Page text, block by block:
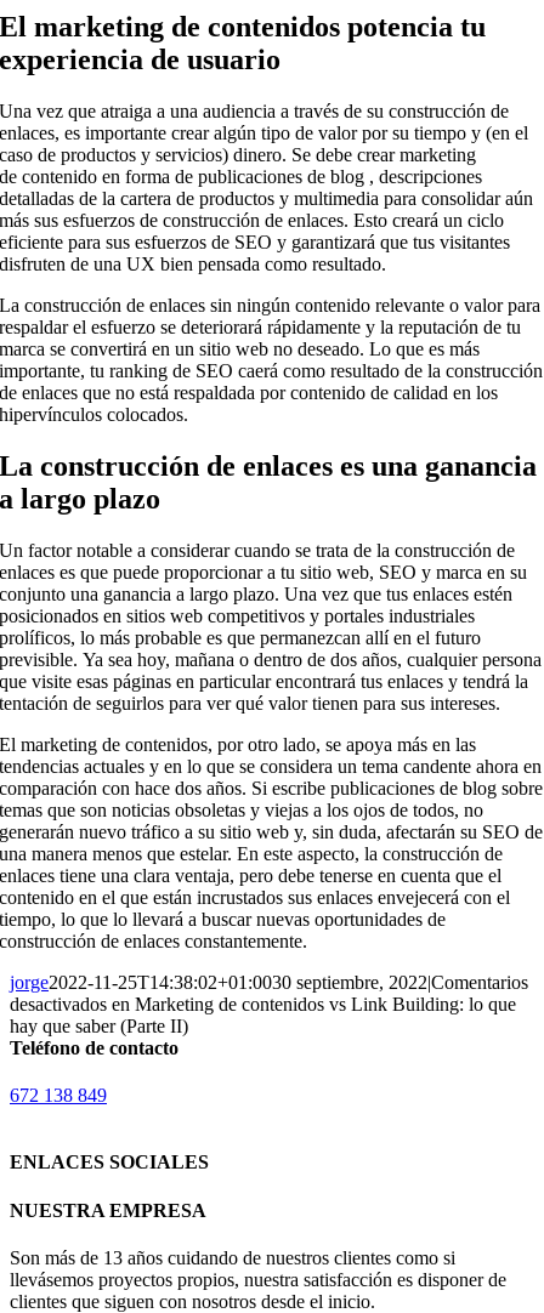
El marketing de contenidos potencia tu
experiencia de usuario
Una vez que atraiga a una audiencia a través de su construcción de
enlaces, es importante crear algún tipo de valor por su tiempo y (en el
caso de productos y servicios) dinero. Se debe crear marketing
de contenido en forma de publicaciones de blog , descripciones
detalladas de la cartera de productos y multimedia para consolidar aún
más sus esfuerzos de construcción de enlaces. Esto creará un ciclo
eficiente para sus esfuerzos de SEO y garantizará que tus visitantes
disfruten de una UX bien pensada como resultado.
La construcción de enlaces sin ningún contenido relevante o valor para
respaldar el esfuerzo se deteriorará rápidamente y la reputación de tu
marca se convertirá en un sitio web no deseado. Lo que es más
importante, tu ranking de SEO caerá como resultado de la construcción
de enlaces que no está respaldada por contenido de calidad en los
hipervínculos colocados.
La construcción de enlaces es una ganancia
a largo plazo
Un factor notable a considerar cuando se trata de la construcción de
enlaces es que puede proporcionar a tu sitio web, SEO y marca en su
conjunto una ganancia a largo plazo. Una vez que tus enlaces estén
posicionados en sitios web competitivos y portales industriales
prolíficos, lo más probable es que permanezcan allí en el futuro
previsible. Ya sea hoy, mañana o dentro de dos años, cualquier persona
que visite esas páginas en particular encontrará tus enlaces y tendrá la
tentación de seguirlos para ver qué valor tienen para sus intereses.
El marketing de contenidos, por otro lado, se apoya más en las
tendencias actuales y en lo que se considera un tema candente ahora en
comparación con hace dos años. Si escribe publicaciones de blog sobre
temas que son noticias obsoletas y viejas a los ojos de todos, no
generarán nuevo tráfico a su sitio web y, sin duda, afectarán su SEO de
una manera menos que estelar. En este aspecto, la construcción de
enlaces tiene una clara ventaja, pero debe tenerse en cuenta que el
contenido en el que están incrustados sus enlaces envejecerá con el
tiempo, lo que lo llevará a buscar nuevas oportunidades de
construcción de enlaces constantemente.
jorge2022-11-25T14:38:02+01:0030 septiembre, 2022|Comentarios
desactivados en Marketing de contenidos vs Link Building: lo que
hay que saber (Parte II)
Teléfono de contacto
672 138 849
ENLACES SOCIALES
NUESTRA EMPRESA
Son más de 13 años cuidando de nuestros clientes como si
llevásemos proyectos propios, nuestra satisfacción es disponer de
clientes que siguen con nosotros desde el inicio.